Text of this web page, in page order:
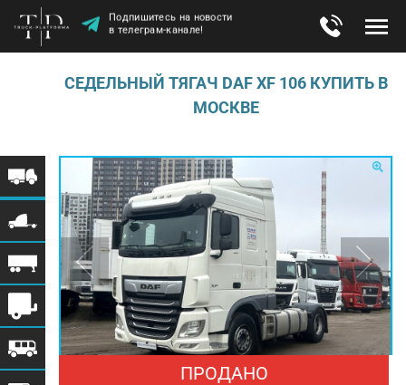
Подпишитесь на новости
в телеграм-канале!
СЕДЕЛЬНЫЙ ТЯГАЧ DAF XF 106 КУПИТЬ В
МОСКВЕ
ПРОДАНО